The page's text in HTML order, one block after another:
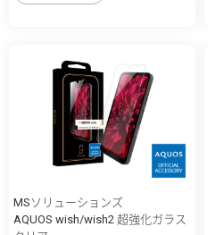
MSソリューションズ
AQUOS wish/wish2 超強化ガラス